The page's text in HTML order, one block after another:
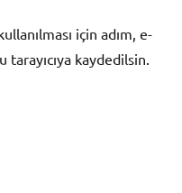
için adım, e-
kaydedilsin.